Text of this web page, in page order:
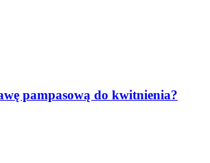
pampasową do kwitnienia?